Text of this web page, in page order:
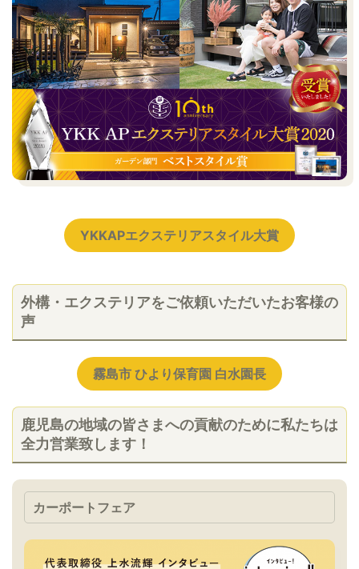
YKKAPエクステリアスタイル大賞
外構・エクステリアをご依頼いただいたお客様の
声
霧島市 ひより保育園 白水園長
鹿児島の地域の皆さまへの貢献のために私たちは
全力営業致します！
カーポートフェア